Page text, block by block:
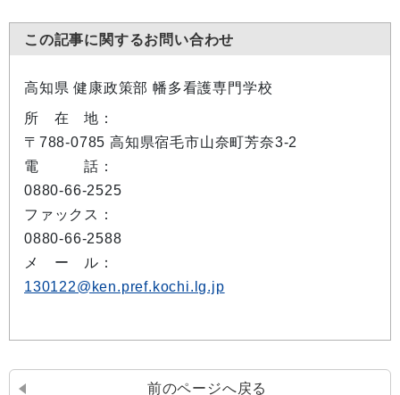
この記事に関するお問い合わせ
高知県 健康政策部 幡多看護専門学校
所 在 地：
〒788-0785 高知県宿毛市山奈町芳奈3-2
電 話：
0880-66-2525
ファックス：
0880-66-2588
メ ー ル：
130122@ken.pref.kochi.lg.jp
前のページへ戻る